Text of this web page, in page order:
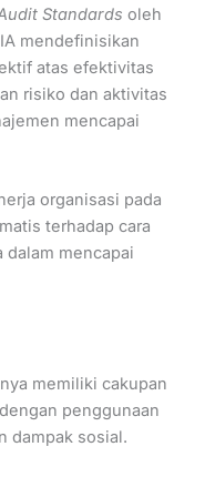
Standards oleh
mendefinisikan
atas efektivitas
risiko dan aktivitas
mencapai
organisasi pada
terhadap cara
dalam mencapai
memiliki cakupan
penggunaan
dampak sosial.